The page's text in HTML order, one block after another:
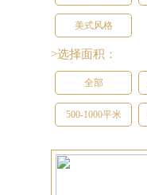
美式风格
>选择面积：
全部
500-1000平米